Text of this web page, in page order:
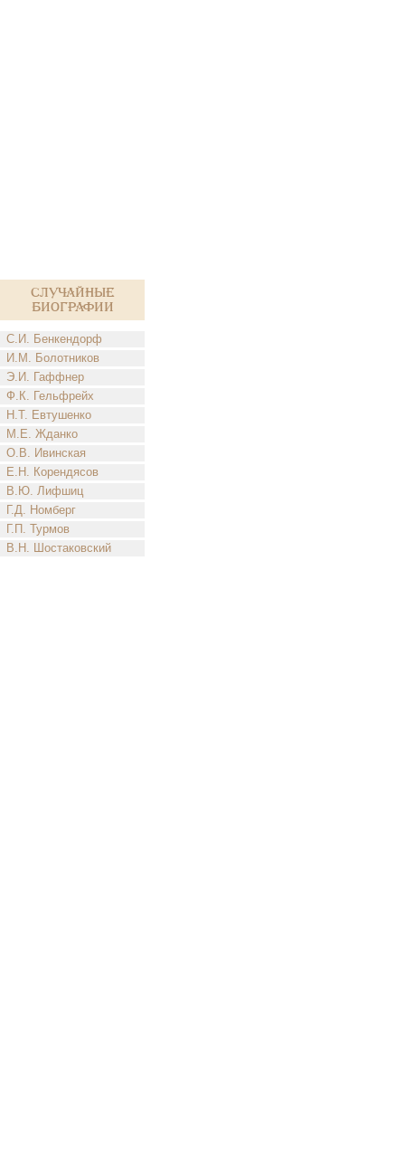
Случайные
биографии
С.И. Бенкендорф
И.М. Болотников
Э.И. Гаффнер
Ф.К. Гельфрейх
Н.Т. Евтушенко
М.Е. Жданко
О.В. Ивинская
Е.Н. Корендясов
В.Ю. Лифшиц
Г.Д. Номберг
Г.П. Турмов
В.Н. Шостаковский